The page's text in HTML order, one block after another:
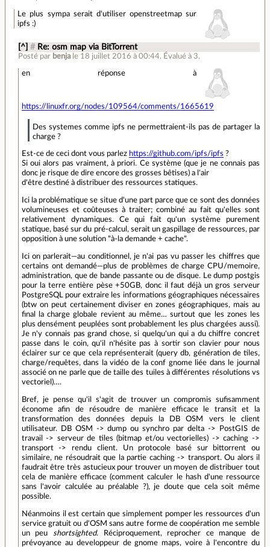
Le plus sympa serait d'utiliser openstreetmap sur
ipfs :)
[^] # Re: osm map via BitTorrent
Posté par benja le 18 juillet 2016 à 00:44. Évalué à 3.
en réponse à
https://linuxfr.org/nodes/109564/comments/1665619
Des systemes comme ipfs ne permettraient-ils pas de partager la
charge ?
Est-ce de ceci dont vous parlez https://github.com/ipfs/ipfs ?
Si oui alors pas vraiment, à priori. Ce système (que je ne connais pas
donc je risque de dire encore des grosses bêtises) a l'air
d'être destiné à distribuer des ressources statiques.
Ici la problématique se situe d'une part parce que ce sont des données
volumineuses et coûteuses à traiter; combiné au fait qu'elles sont
relativement dynamiques. Ce qui fait qu'un système purement
statique, basé sur du pré-calcul, serait un gaspillage de ressources, par
opposition à une solution "à-la demande + cache".
Ici on parlerait—au conditionnel, je n'ai pas vu passer les chiffres que
certains ont demandé—plus de problèmes de charge CPU/memoire,
administration, que de bande passante ou de disque. Le dump postgis
pour la terre entière pèse +50GB, donc il faut déjà un gros serveur
PostgreSQL pour extraire les informations géographiques nécessaires
(btw on peut certainement diviser en zones géographiques, mais au
final la charge globale revient au même… surtout que les zones les
plus densément peuplées sont probablement les plus chargées aussi).
Je n'y connais pas grand chose, si quelqu'un qui a du chiffre concret
passe dans le coin, qu'il n'hésite pas à sortir son clavier pour nous
éclairer sur ce que cela représenterait (query db, génération de tiles,
charge/requêtes, dans la vidéo de la conf gnome liée dans le journal
associé on ne parle que de taille des tuiles à différentes résolutions vs
vectoriel)….
Bref, je pense qu'il s'agit de trouver un compromis sufisamment
économe afin de résoudre de manière efficace le transit et la
transformation des données depuis la DB OSM vers le client
utilisateur. DB OSM -> dump ou synchro par delta -> PostGIS de
travail -> serveur de tiles (bitmap et/ou vectorielles) -> caching ->
transport -> rendu client. Un protocole basé sur bittorrent ou
similaire, ne résoudrait que la partie caching -> transport. Ou alors il
faudrait être très astucieux pour trouver un moyen de distribuer tout
cela de manière efficace (comment calculer le hash d'une ressource
sans l'avoir calculée au préalable ?), je doute que cela soit même
possible.
Néanmoins il est certain que simplement pomper les ressources d'un
service gratuit ou d'OSM sans autre forme de coopération me semble
un peu shortsighted. Réciproquement, reprocher ce manque de
prévoyance au developpeur de gnome maps, voire à l'encontre du